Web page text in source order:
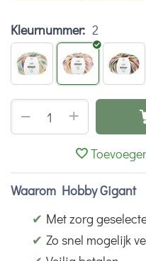
Kleurnummer: 2
+
−
Waarom Hobby Gigant
✔ Met zorg
✔ Zo snel mogelijk